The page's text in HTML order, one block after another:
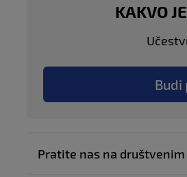
KAKVO
Budi
Pratite nas na